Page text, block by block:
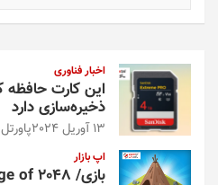
اخبار فناوری
ذخیره‌سازی دارد
13 آوریل 2024 پاورتل
اپ بازار